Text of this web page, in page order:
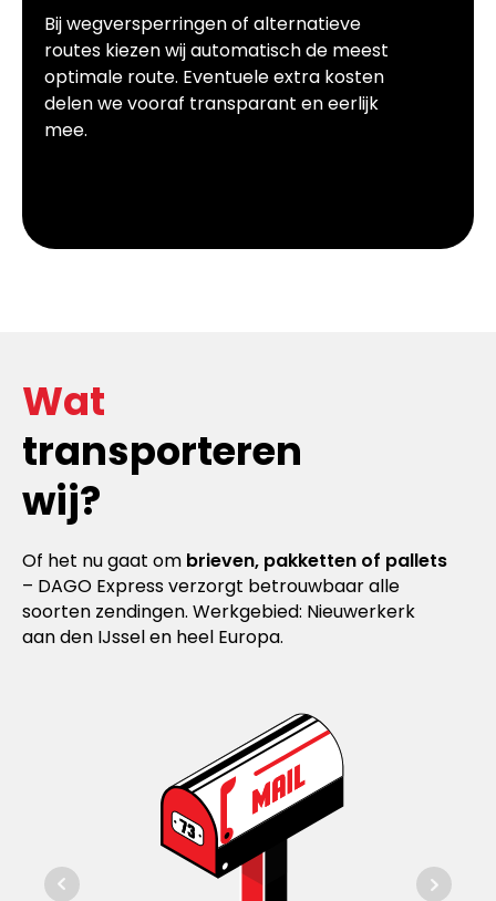
Bij wegversperringen of alternatieve
routes kiezen wij automatisch de meest
optimale route. Eventuele extra kosten
delen we vooraf transparant en eerlijk
mee.
Wat
transporteren
wij?
Of het nu gaat om brieven, pakketten of pallets
– DAGO Express verzorgt betrouwbaar alle
soorten zendingen. Werkgebied: Nieuwerkerk
aan den IJssel en heel Europa.